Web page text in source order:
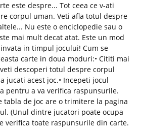
este despre... Tot ceea ce v-ati
corpul uman. Veti afla totul despre
Nu este o enciclopedie sau o
mai mult decat atat. Este un mod
in timpul jocului! Cum se
carte in doua moduri:• Cititi mai
descoperi totul despre corpul
jucati acest joc.• Incepeti jocul
pentru a va verifica raspunsurile.
tabla de joc are o trimitere la pagina
(Unul dintre jucatori poate ocupa
verifica toate raspunsurile din carte.